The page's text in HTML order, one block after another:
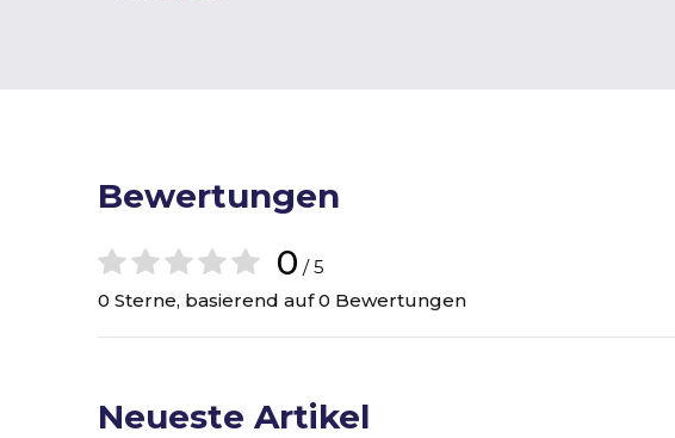
Bewertungen
0 / 5
0 Sterne, basierend auf 0 Bewertungen
Neueste Artikel